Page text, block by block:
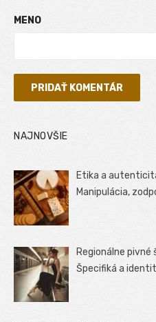
MENO
NAJNOVŠIE
Etika a
Manipulácia,
Regionálne pivné
Špecifiká a